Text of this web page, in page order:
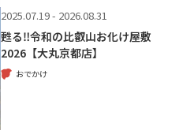
2025.07.19 - 2026.08.31
甦る‼令和の比叡山お化け屋敷
2026【大丸京都店】
おでかけ